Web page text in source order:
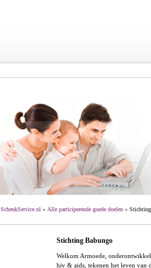
SchenkService.nl » Alle participerende goede doelen» Stichting
Stichting Babungo
Welkom Armoede,
hiv & aids, tekenen het leven van